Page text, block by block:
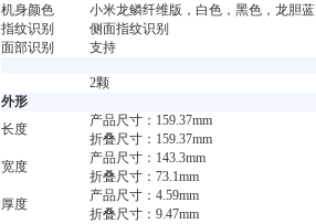
机身颜色
小米龙鳞纤维版，白色，黑色，龙胆蓝
指纹识别
侧面指纹识别
面部识别
支持
2颗
外形
长度
产品尺寸：159.37mm
折叠尺寸：159.37mm
宽度
产品尺寸：143.3mm
折叠尺寸：73.1mm
厚度
产品尺寸：4.59mm
折叠尺寸：9.47mm